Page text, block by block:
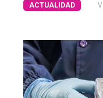
ACTUALIDAD